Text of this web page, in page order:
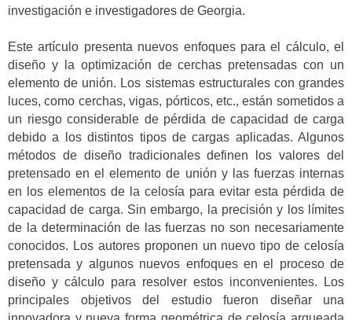
investigación e investigadores de Georgia.
Este artículo presenta nuevos enfoques para el cálculo, el
diseño y la optimización de cerchas pretensadas con un
elemento de unión. Los sistemas estructurales con grandes
luces, como cerchas, vigas, pórticos, etc., están sometidos a
un riesgo considerable de pérdida de capacidad de carga
debido a los distintos tipos de cargas aplicadas. Algunos
métodos de diseño tradicionales definen los valores del
pretensado en el elemento de unión y las fuerzas internas
en los elementos de la celosía para evitar esta pérdida de
capacidad de carga. Sin embargo, la precisión y los límites
de la determinación de las fuerzas no son necesariamente
conocidos. Los autores proponen un nuevo tipo de celosía
pretensada y algunos nuevos enfoques en el proceso de
diseño y cálculo para resolver estos inconvenientes. Los
principales objetivos del estudio fueron diseñar una